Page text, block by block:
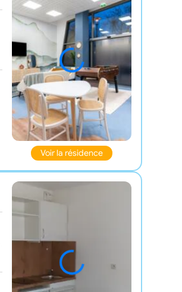
Voir la résidence